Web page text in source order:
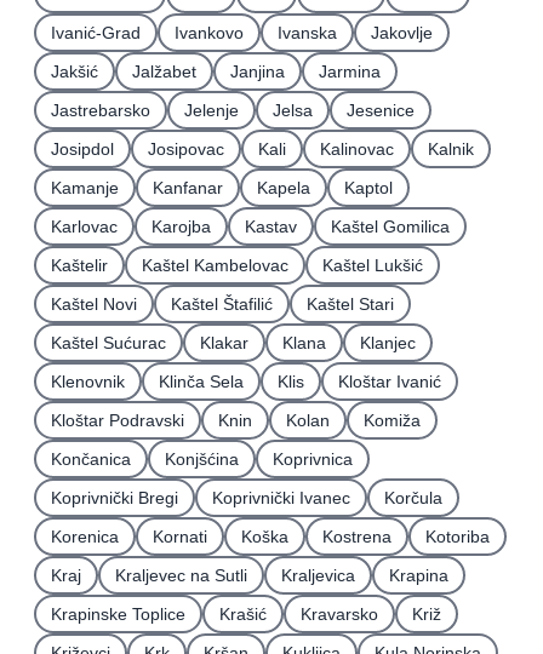
Ivanić-Grad
Ivankovo Ivanska
Jakovlje
Jakšić
Jalžabet Janjina
Jarmina
Jastrebarsko
Jelenje Jelsa
Jesenice
Josipdol
Josipovac Kali Kalinovac
Kalnik
Kamanje
Kanfanar Kapela
Kaptol
Karlovac
Karojba Kastav
Kaštel Gomilica
Kaštelir
Kaštel Kambelovac
Kaštel Lukšić
Kaštel Novi
Kaštel Štafilić
Kaštel Stari
Kaštel Sućurac
Klakar Klana
Klanjec
Klenovnik
Klinča Sela Klis
Kloštar Ivanić
Kloštar Podravski
Knin Kolan
Komiža
Končanica
Konjšćina
Koprivnica
Koprivnički Bregi
Koprivnički Ivanec
Korčula
Korenica
Kornati Koška Kostrena
Kotoriba
Kraj
Kraljevec na Sutli Kraljevica
Krapina
Krapinske Toplice
Krašić Kravarsko
Križ